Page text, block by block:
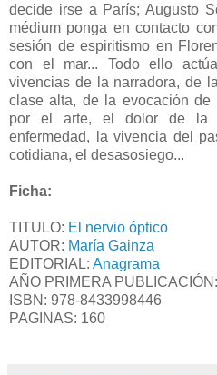
decide irse a París; Augusto
médium ponga en contacto
sesión de espiritismo en
con el mar... Todo ello
vivencias de la narradora, de
clase alta, de la evocación
por el arte, el dolor de la
enfermedad, la vivencia del
cotidiana, el desasosiego...
Ficha:
TITULO: El nervio óptico
AUTOR: María Gainza
EDITORIAL: Anagrama
AÑO PRIMERA
ISBN: 978-8433998446
PAGINAS: 160